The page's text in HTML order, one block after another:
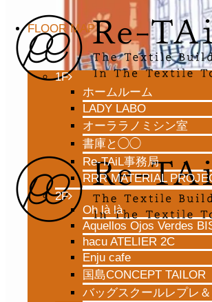
FLOOR MAP
1F
ホームルーム
LADY LABO
オーララノミシン室
書庫と◯◯
Re-TAiL事務局
RRR MATERIAL
2F
Oh là là
Aquellos Ojos Verdes
hacu ATELIER 2C
Enju cafe
国島CONCEPT TAILOR
バッグスクールレプレ
7月31日(土)-8月1
リテイル百貨店開